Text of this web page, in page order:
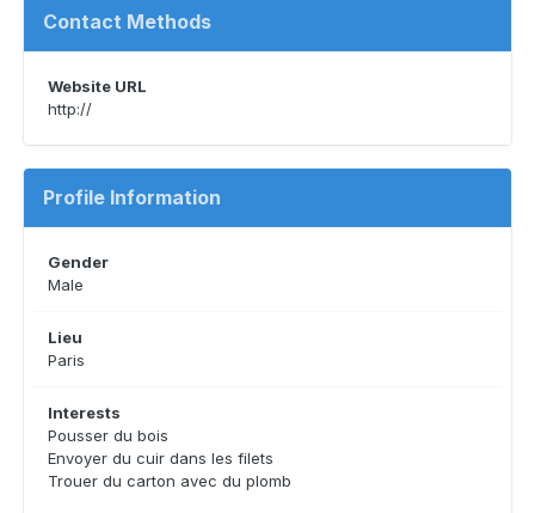
Contact Methods
Website URL
http://
Profile Information
Gender
Male
Lieu
Paris
Interests
Pousser du bois
Envoyer du cuir dans les filets
Trouer du carton avec du plomb